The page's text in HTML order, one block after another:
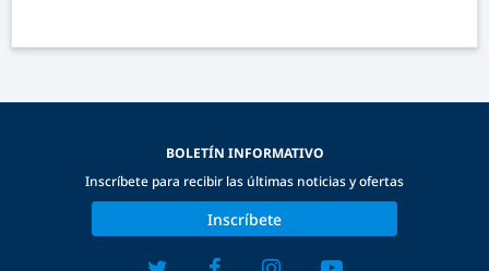
BOLETÍN INFORMATIVO
Inscríbete para recibir las últimas noticias y ofertas
Inscríbete